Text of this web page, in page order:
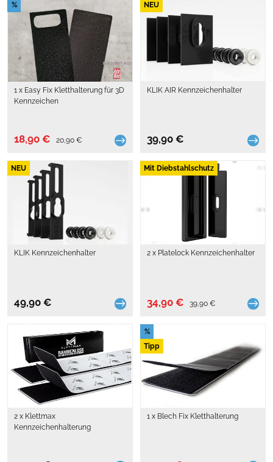
%
1 x Easy Fix Kletthalterung für 3D
Kennzeichen
18,90 € 20,90 €
NEU
KLIK AIR Kennzeichenhalter
39,90 €
NEU
KLIK Kennzeichenhalter
49,90 €
Mit Diebstahlschutz
2 x Platelock Kennzeichenhalter
34,90 € 39,90 €
2 x Klettmax
Kennzeichenhalterung
%
Tipp
1 x Blech Fix Kletthalterung